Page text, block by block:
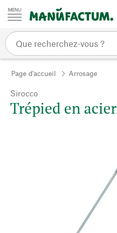
Passer au contenu
Page d'accueil Arrosage
Sirocco
Trépied en acier